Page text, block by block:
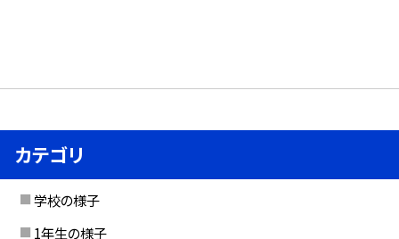
カテゴリ
学校の様子
1年生の様子